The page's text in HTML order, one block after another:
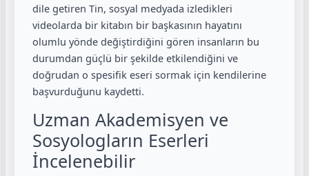
dile getiren Tin, sosyal medyada izledikleri
videolarda bir kitabın bir başkasının hayatını
olumlu yönde değiştirdiğini gören insanların bu
durumdan güçlü bir şekilde etkilendiğini ve
doğrudan o spesifik eseri sormak için kendilerine
başvurduğunu kaydetti.
Uzman Akademisyen ve
Sosyologların Eserleri
İncelenebilir